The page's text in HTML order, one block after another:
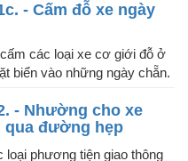
- Cấm đỗ xe ngày
các loại xe cơ giới đỗ ở
biển vào những ngày chẵn.
- Nhường cho xe
đường hẹp
loại phương tiện giao thông